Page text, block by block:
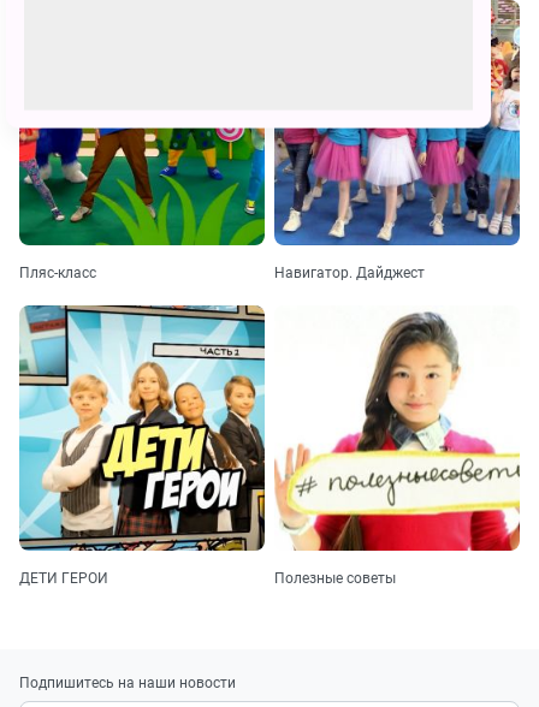
Пляс-класс Навигатор. Дайджест
ДЕТИ ГЕРОИ Полезные советы
Подпишитесь на наши новости